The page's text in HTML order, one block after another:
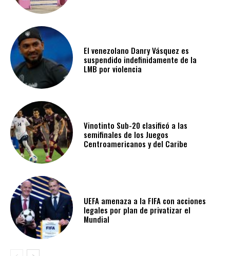
El venezolano Danry Vásquez es
suspendido indefinidamente de la
LMB por violencia
Vinotinto Sub-20 clasificó a las
semifinales de los Juegos
Centroamericanos y del Caribe
UEFA amenaza a la FIFA con acciones
legales por plan de privatizar el
Mundial